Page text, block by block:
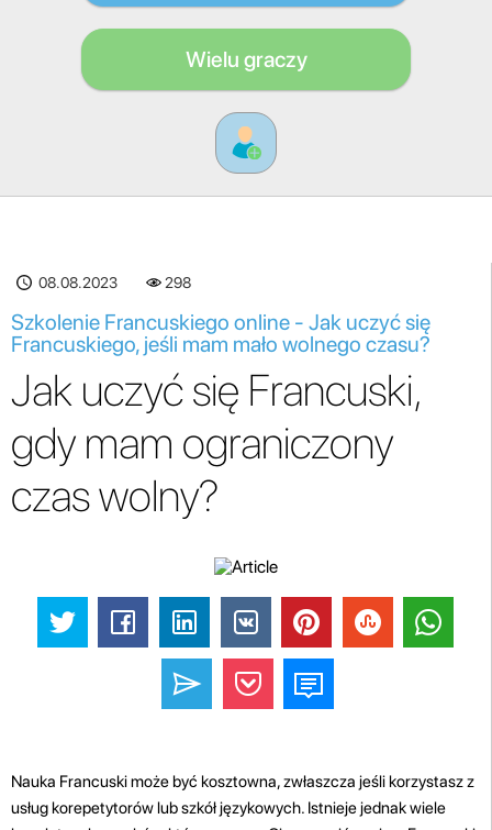
Wielu graczy
08.08.2023 298
Szkolenie Francuskiego online - Jak uczyć się
Francuskiego, jeśli mam mało wolnego czasu?
Jak uczyć się Francuski,
gdy mam ograniczony
czas wolny?
Nauka Francuski może być kosztowna, zwłaszcza jeśli korzystasz z
usług korepetytorów lub szkół językowych. Istnieje jednak wiele